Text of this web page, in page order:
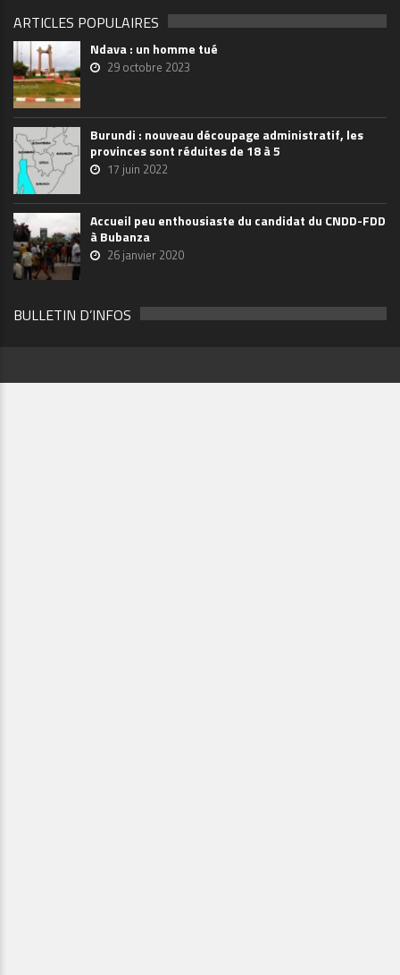
ARTICLES POPULAIRES
Ndava : un homme tué
29 octobre 2023
Burundi : nouveau découpage administratif, les
provinces sont réduites de 18 à 5
17 juin 2022
Accueil peu enthousiaste du candidat du CNDD-FDD
à Bubanza
26 janvier 2020
BULLETIN D’INFOS